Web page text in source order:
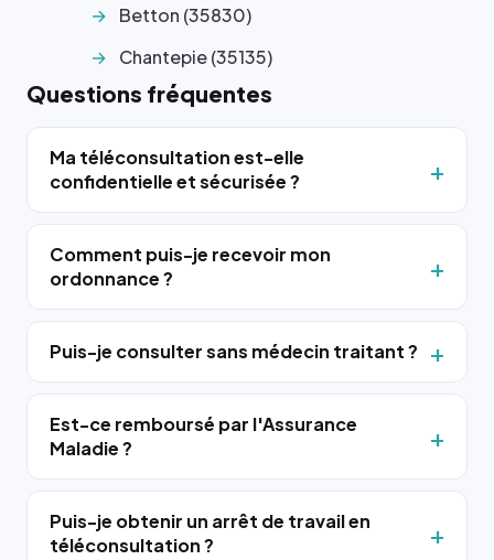
Betton (35830)
Chantepie (35135)
Questions fréquentes
Ma téléconsultation est-elle
confidentielle et sécurisée ?
Comment puis-je recevoir mon
ordonnance ?
Puis-je consulter sans médecin traitant ?
Est-ce remboursé par l'Assurance
Maladie ?
Puis-je obtenir un arrêt de travail en
téléconsultation ?